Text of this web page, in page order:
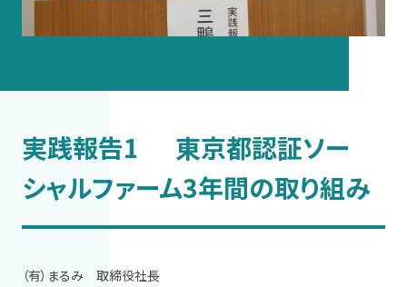
実践報告1 東京都認証ソー
シャルファーム3年間の取り組み
（有）まるみ 取締役社長